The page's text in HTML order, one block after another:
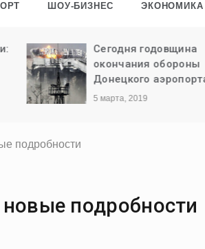
ШОУ-БИЗНЕС ЭКОНОМИКА
Сегодня годовщина
окончания обороны
Донецкого аэропорта
5 марта, 2019
подробности
подробности